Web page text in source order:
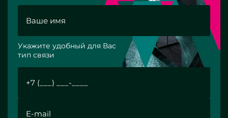
Укажите удобный для Вас
тип связи